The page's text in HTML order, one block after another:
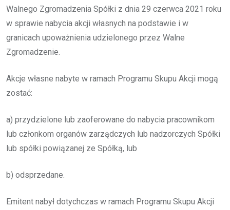
Walnego Zgromadzenia Spółki z dnia 29 czerwca 2021 roku
w sprawie nabycia akcji własnych na podstawie i w
granicach upoważnienia udzielonego przez Walne
Zgromadzenie.
Akcje własne nabyte w ramach Programu Skupu Akcji mogą
zostać:
a) przydzielone lub zaoferowane do nabycia pracownikom
lub członkom organów zarządczych lub nadzorczych Spółki
lub spółki powiązanej ze Spółką, lub
b) odsprzedane.
Emitent nabył dotychczas w ramach Programu Skupu Akcji